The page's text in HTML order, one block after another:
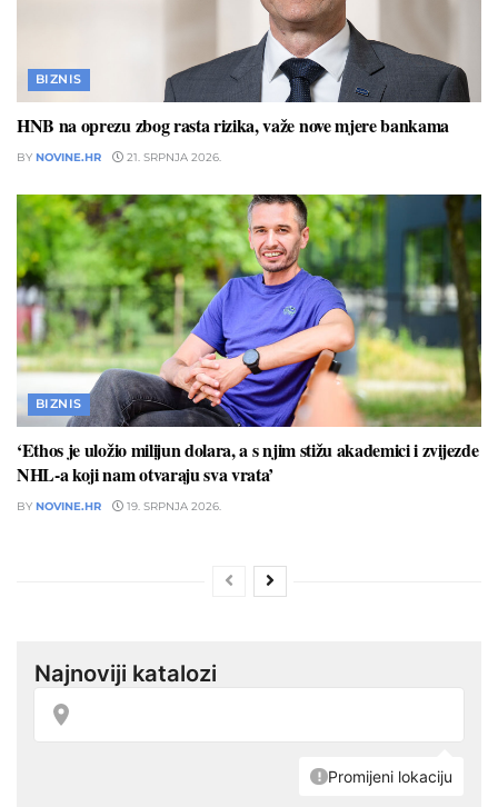
BIZNIS
HNB na oprezu zbog rasta rizika, važe nove mjere bankama
BY NOVINE.HR 21. SRPNJA 2026.
BIZNIS
‘Ethos je uložio milijun dolara, a s njim stižu akademici i zvijezde
NHL-a koji nam otvaraju sva vrata’
BY NOVINE.HR 19. SRPNJA 2026.